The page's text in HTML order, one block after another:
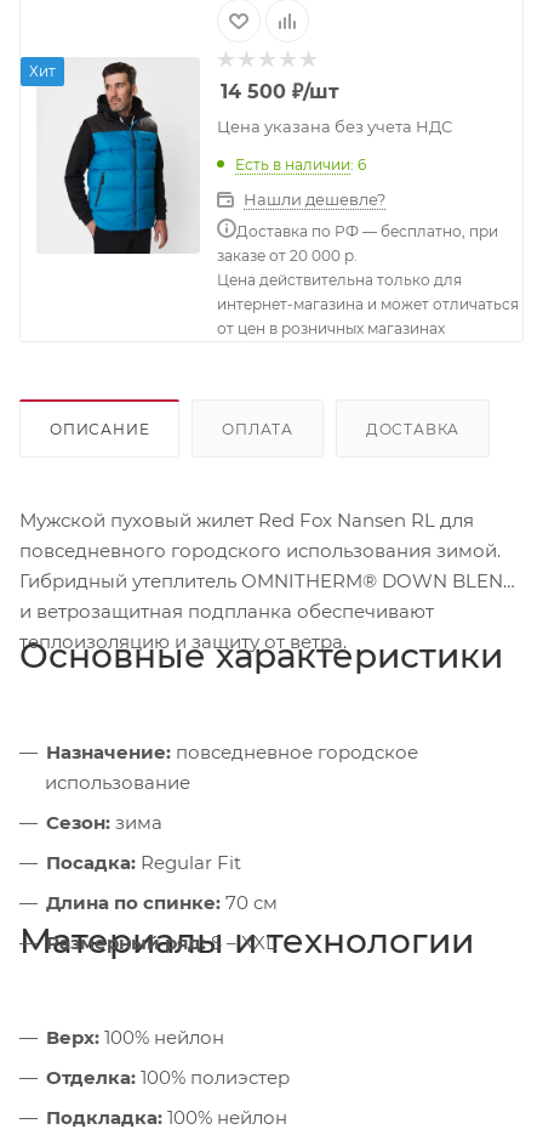
Хит
14 500₽/шт
Цена указана без учета НДС
Есть в наличии: 6
Нашли дешевле?
Доставка по РФ — бесплатно, при
заказе от 20 000 р.
Цена действительна только для
интернет-магазина и может отличаться
от цен в розничных магазинах
ОПИСАНИЕ ОПЛАТА ДОСТАВКА
Мужской пуховый жилет Red Fox Nansen RL для
повседневного городского использования зимой.
Гибридный утеплитель OMNITHERM® DOWN BLEND
и ветрозащитная подпланка обеспечивают
теплоизоляцию и защиту от ветра.
Основные характеристики
Назначение: повседневное городское
использование
Сезон: зима
Посадка: Regular Fit
Длина по спинке: 70 см
Размерный ряд:S – XXL
Материалы и технологии
Верх: 100% нейлон
Отделка: 100% полиэстер
Подкладка: 100% нейлон